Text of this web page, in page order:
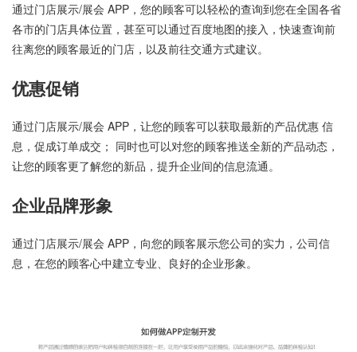
通过门店展示/展会 APP，您的顾客可以轻松的查询到您在全国各省
各市的门店具体位置，甚至可以通过百度地图的接入，快速查询前
往离您的顾客最近的门店，以及前往交通方式建议。
优惠促销
通过门店展示/展会 APP，让您的顾客可以获取最新的产品优惠 信
息，促成订单成交； 同时也可以对您的顾客推送全新的产品动态，
让您的顾客更了解您的新品，提升企业间的信息流通。
企业品牌形象
通过门店展示/展会 APP，向您的顾客展示您公司的实力，公司信
息，在您的顾客心中建立专业、良好的企业形象。